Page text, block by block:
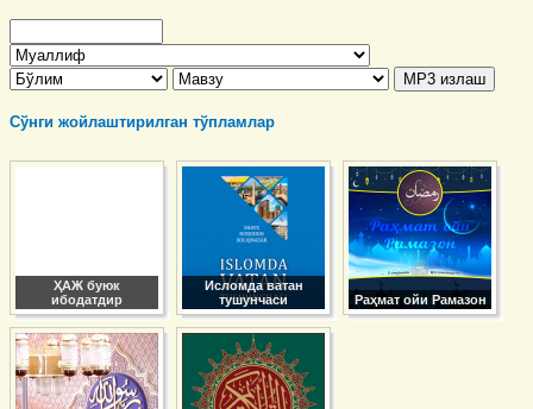
Сўнги жойлаштирилган тўпламлар
ҲАЖ буюк
ибодатдир
Исломда ватан
тушунчаси
Раҳмат ойи Рамазон